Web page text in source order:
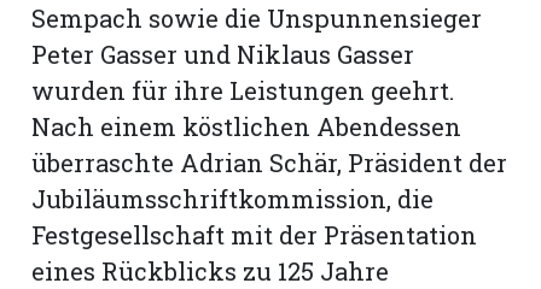
Sempach sowie die Unspunnensieger
Peter Gasser und Niklaus Gasser
wurden für ihre Leistungen geehrt.
Nach einem köstlichen Abendessen
überraschte Adrian Schär, Präsident der
Jubiläumsschriftkommission, die
Festgesellschaft mit der Präsentation
eines Rückblicks zu 125 Jahre